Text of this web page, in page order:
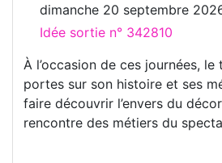
dimanche 20 septembre
Idée sortie n° 342810
À l’occasion de ces journées,
portes sur son histoire et ses
faire découvrir l’envers du
rencontre des métiers du